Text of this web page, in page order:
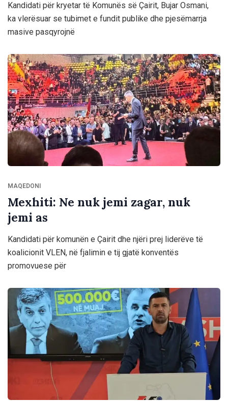
Kandidati për kryetar të Komunës së Çairit, Bujar Osmani,
ka vlerësuar se tubimet e fundit publike dhe pjesëmarrja
masive pasqyrojnë
MAQEDONI
Mexhiti: Ne nuk jemi zagar, nuk
jemi as
Kandidati për komunën e Çairit dhe njëri prej liderëve të
koalicionit VLEN, në fjalimin e tij gjatë konventës
promovuese për